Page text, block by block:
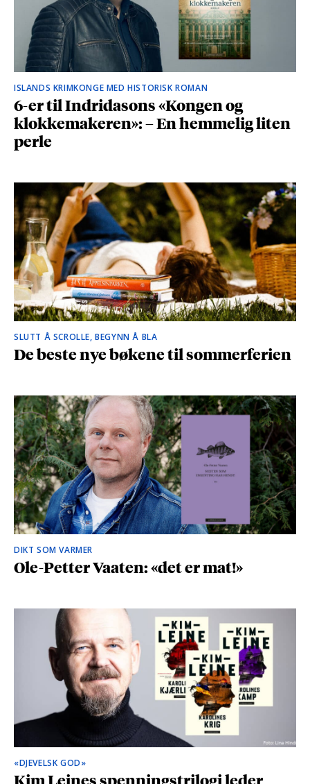
ISLANDS KRIMKONGE MED HISTORISK ROMAN
6-er til Indridasons «Kongen og
klokkemakeren»: – En hemmelig liten
perle
SLUTT Å SCROLLE, BEGYNN Å BLA
De beste nye bøkene til sommerferien
DIKT SOM VARMER
Ole-Petter Vaaten: «det er mat!»
«DJEVELSK GOD»
Kim Leines spenningstrilogi leder